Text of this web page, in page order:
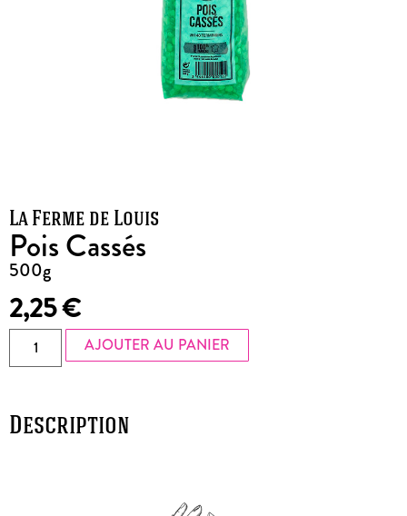
La Ferme de Louis
Pois Cassés
500g
2,25€
AJOUTER AU PANIER
Description